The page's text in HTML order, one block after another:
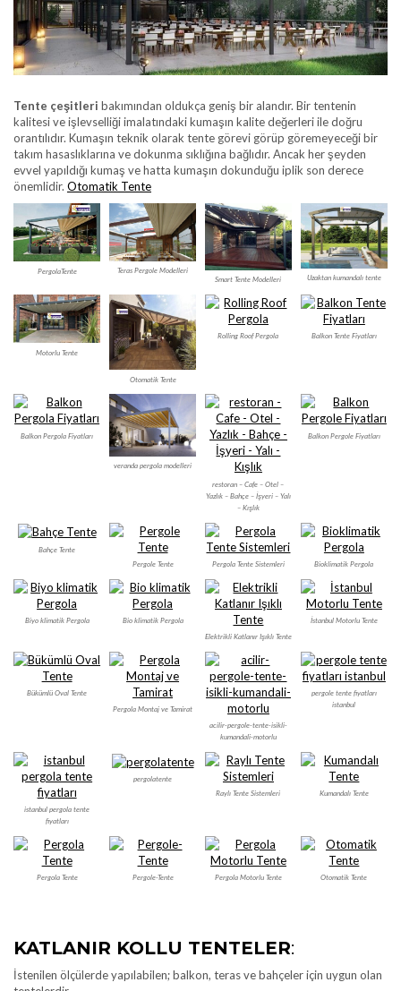
Tente çeşitleri bakımından oldukça geniş bir alandır. Bir tentenin
kalitesi ve işlevselliği imalatındaki kumaşın kalite değerleri ile doğru
orantılıdır. Kumaşın teknik olarak tente görevi görüp göremeyeceği bir
takım hasaslıklarına ve dokunma sıklığına bağlıdır. Ancak her şeyden
evvel yapıldığı kumaş ve hatta kumaşın dokunduğu iplik son derece
önemlidir. Otomatik Tente
PergolaTente
Teras Pergole Modelleri
Smart Tente Modelleri
Uzaktan kumandalı tente
Motorlu Tente
Otomatik Tente
Rolling Roof Pergola Balkon Tente Fiyatları
Balkon Pergola Fiyatları
veranda pergola modelleri
restoran – Cafe – Otel –
Yazlık – Bahçe – İşyeri – Yalı
– Kışlık
Balkon Pergole Fiyatları
Bahçe Tente
Pergole Tente
Pergola Tente Sistemleri Bioklimatik Pergola
Biyo klimatik Pergola
Bio klimatik Pergola
Elektrikli Katlanır Işıklı Tente
İstanbul Motorlu Tente
Bükümlü Oval Tente
Pergola Montaj ve Tamirat
acilir-pergole-tente-isikli-
kumandali-motorlu
pergole tente fiyatları
istanbul
istanbul pergola tente
fiyatları
pergolatente
Raylı Tente Sistemleri
Kumandalı Tente
Pergola Tente Pergole-Tente Pergola Motorlu Tente Otomatik Tente
KATLANIR KOLLU TENTELER:
İstenilen ölçülerde yapılabilen; balkon, teras ve bahçeler için uygun olan